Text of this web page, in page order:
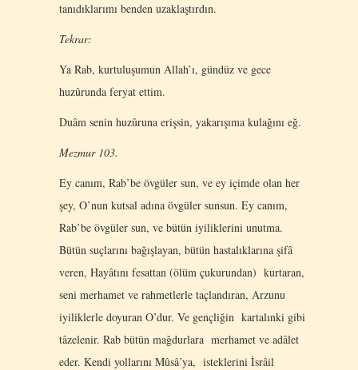
tanıdıklarımı benden uzaklaştırdın.
Tekrar:
Ya Rab, kurtuluşumun Allah’ı, gündüz ve gece
huzûrunda feryat ettim.
Duâm senin huzûruna erişsin, yakarışıma kulağını eğ.
Mezmur 103.
Ey canım, Rab’be övgüler sun, ve ey içimde olan her
şey, O’nun kutsal adına övgüler sunsun. Ey canım,
Rab’be övgüler sun, ve bütün iyiliklerini unutma.
Bütün suçlarını bağışlayan, bütün hastalıklarına şifâ
veren, Hayâtını fesattan (ölüm çukurundan) kurtaran,
seni merhamet ve rahmetlerle taçlandıran, Arzunu
iyiliklerle doyuran O’dur. Ve gençliğin kartalınki gibi
tâzelenir. Rab bütün mağdurlara merhamet ve adâlet
eder. Kendi yollarını Mûsâ’ya, isteklerini İsrâil